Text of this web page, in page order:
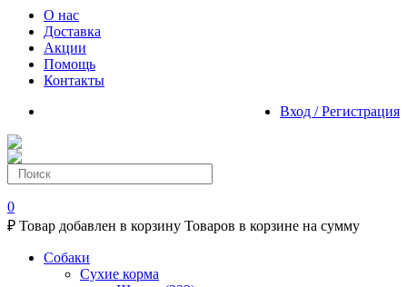
О нас
Доставка
Акции
Помощь
Контакты
Вход / Регистрация
0
₽ Товар добавлен в корзину Товаров в корзине на сумму
Собаки
Сухие корма